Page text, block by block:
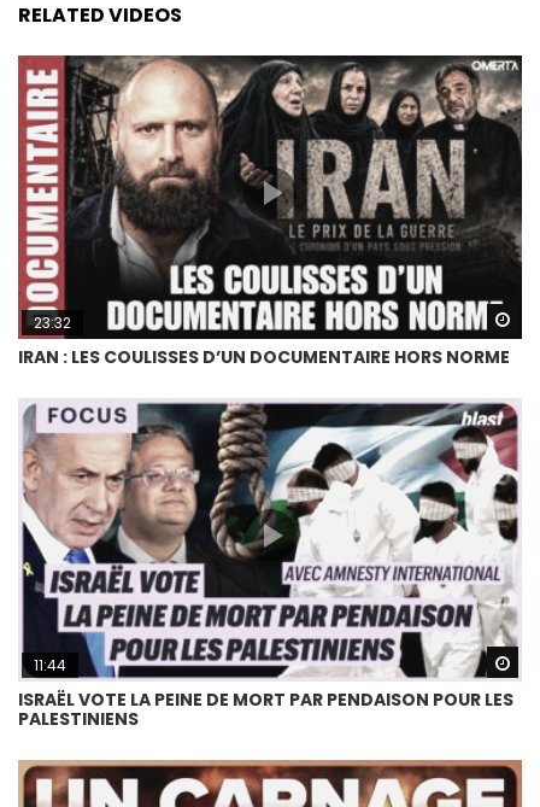
RELATED VIDEOS
23:32
IRAN : LES COULISSES D’UN DOCUMENTAIRE HORS NORME
11:44
ISRAËL VOTE LA PEINE DE MORT PAR PENDAISON POUR LES
PALESTINIENS